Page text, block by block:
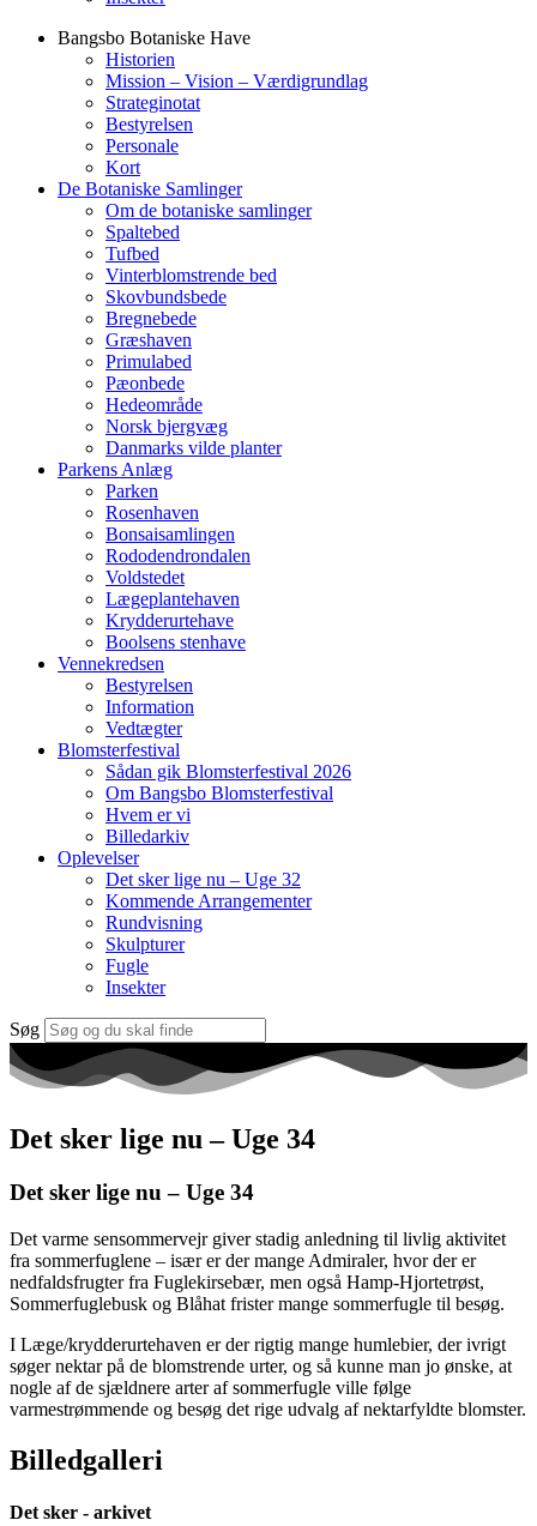
Bangsbo Botaniske Have
Historien
Mission – Vision – Værdigrundlag
Strateginotat
Bestyrelsen
Personale
Kort
De Botaniske Samlinger
Om de botaniske samlinger
Spaltebed
Tufbed
Vinterblomstrende bed
Skovbundsbede
Bregnebede
Græshaven
Primulabed
Pæonbede
Hedeområde
Norsk bjergvæg
Danmarks vilde planter
Parkens Anlæg
Parken
Rosenhaven
Bonsaisamlingen
Rododendrondalen
Voldstedet
Lægeplantehaven
Krydderurtehave
Boolsens stenhave
Vennekredsen
Bestyrelsen
Information
Vedtægter
Blomsterfestival
Sådan gik Blomsterfestival 2026
Om Bangsbo Blomsterfestival
Hvem er vi
Billedarkiv
Oplevelser
Det sker lige nu – Uge 32
Kommende Arrangementer
Rundvisning
Skulpturer
Fugle
Insekter
Søg
Det sker lige nu – Uge 34
Det sker lige nu – Uge 34
Det varme sensommervejr giver stadig anledning til livlig aktivitet
fra sommerfuglene – især er der mange Admiraler, hvor der er
nedfaldsfrugter fra Fuglekirsebær, men også Hamp-Hjortetrøst,
Sommerfuglebusk og Blåhat frister mange sommerfugle til besøg.
I Læge/krydderurtehaven er der rigtig mange humlebier, der ivrigt
søger nektar på de blomstrende urter, og så kunne man jo ønske, at
nogle af de sjældnere arter af sommerfugle ville følge
varmestrømmende og besøg det rige udvalg af nektarfyldte blomster.
Billedgalleri
Det sker - arkivet